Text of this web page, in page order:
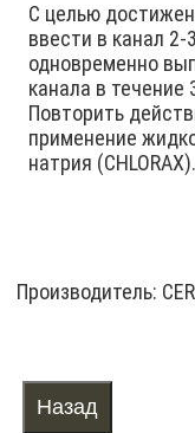
С целью
ввести в канал 2-
одновременно
канала в
Повторить
применение
натрия (CHLORAX).
Производитель: